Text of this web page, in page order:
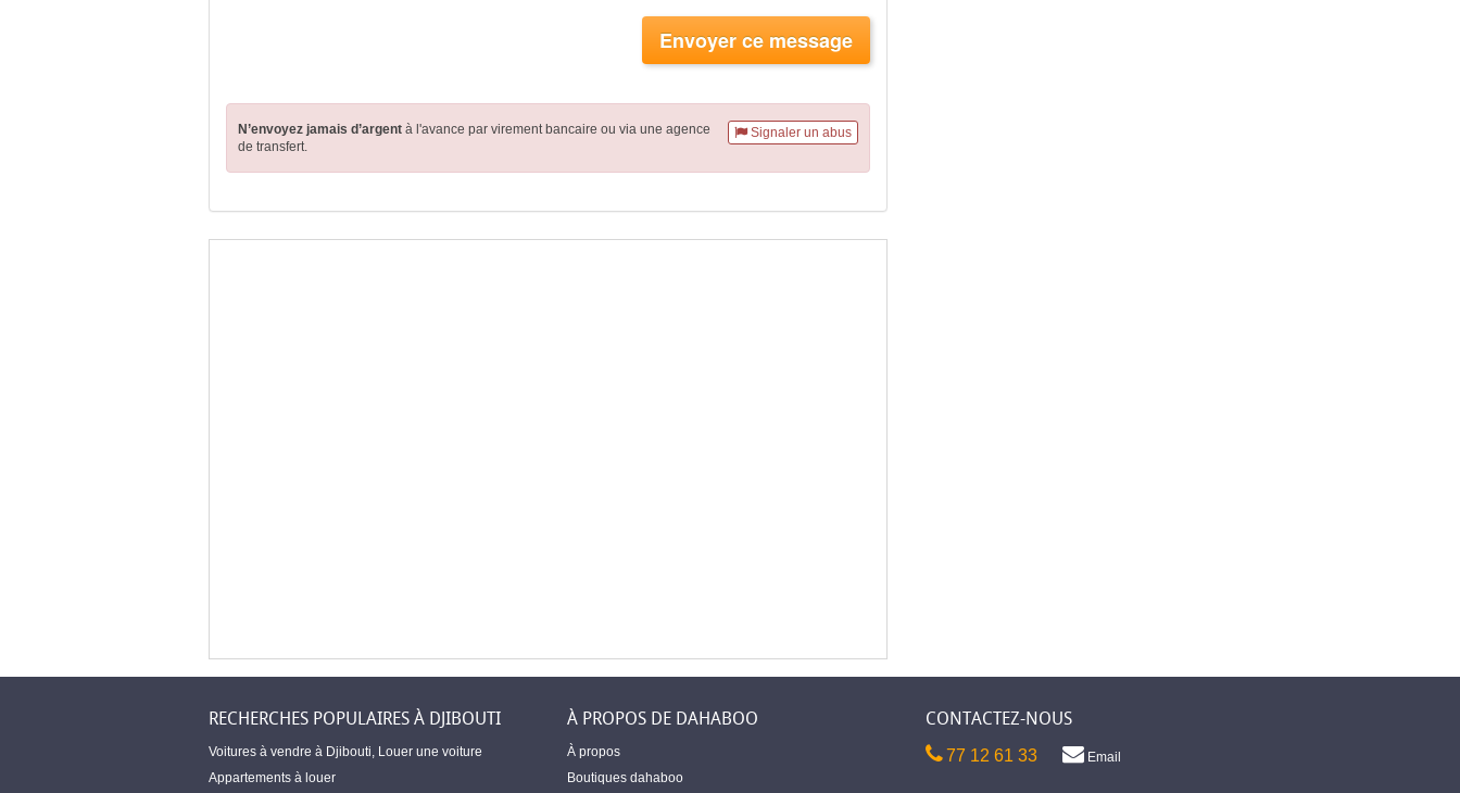
Envoyer ce message
Signaler un abus
N’envoyez jamais d’argent à l'avance par virement bancaire ou via une agence
de transfert.
RECHERCHES POPULAIRES À DJIBOUTI
Voitures à vendre à Djibouti Louer une voiture
Appartements à louer
À PROPOS DE DAHABOO
À propos
Boutiques dahaboo
CONTACTEZ-NOUS
77 12 61 33 Email